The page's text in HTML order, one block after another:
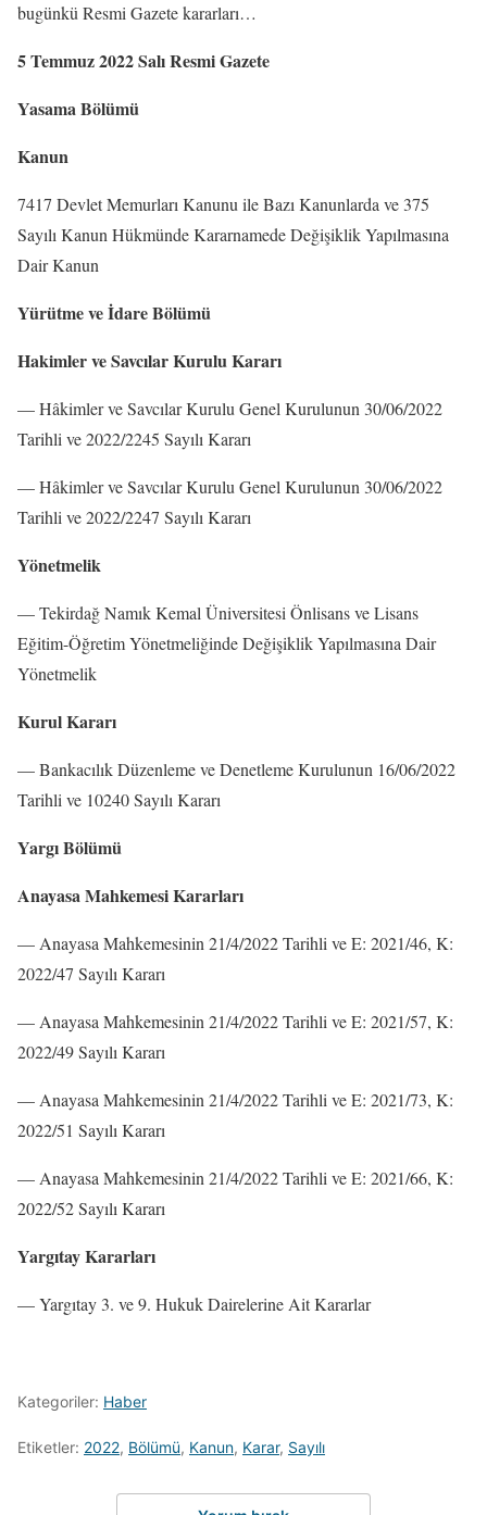
bugünkü Resmi Gazete kararları…
5 Temmuz 2022 Salı Resmi Gazete
Yasama Bölümü
Kanun
7417 Devlet Memurları Kanunu ile Bazı Kanunlarda ve 375
Sayılı Kanun Hükmünde Kararnamede Değişiklik Yapılmasına
Dair Kanun
Yürütme ve İdare Bölümü
Hakimler ve Savcılar Kurulu Kararı
–– Hâkimler ve Savcılar Kurulu Genel Kurulunun 30/06/2022
Tarihli ve 2022/2245 Sayılı Kararı
–– Hâkimler ve Savcılar Kurulu Genel Kurulunun 30/06/2022
Tarihli ve 2022/2247 Sayılı Kararı
Yönetmelik
–– Tekirdağ Namık Kemal Üniversitesi Önlisans ve Lisans
Eğitim-Öğretim Yönetmeliğinde Değişiklik Yapılmasına Dair
Yönetmelik
Kurul Kararı
–– Bankacılık Düzenleme ve Denetleme Kurulunun 16/06/2022
Tarihli ve 10240 Sayılı Kararı
Yargı Bölümü
Anayasa Mahkemesi Kararları
–– Anayasa Mahkemesinin 21/4/2022 Tarihli ve E: 2021/46, K:
2022/47 Sayılı Kararı
–– Anayasa Mahkemesinin 21/4/2022 Tarihli ve E: 2021/57, K:
2022/49 Sayılı Kararı
–– Anayasa Mahkemesinin 21/4/2022 Tarihli ve E: 2021/73, K:
2022/51 Sayılı Kararı
–– Anayasa Mahkemesinin 21/4/2022 Tarihli ve E: 2021/66, K:
2022/52 Sayılı Kararı
Yargıtay Kararları
–– Yargıtay 3. ve 9. Hukuk Dairelerine Ait Kararlar
Kategoriler: Haber
Etiketler: 2022, Bölümü, Kanun, Karar, Sayılı